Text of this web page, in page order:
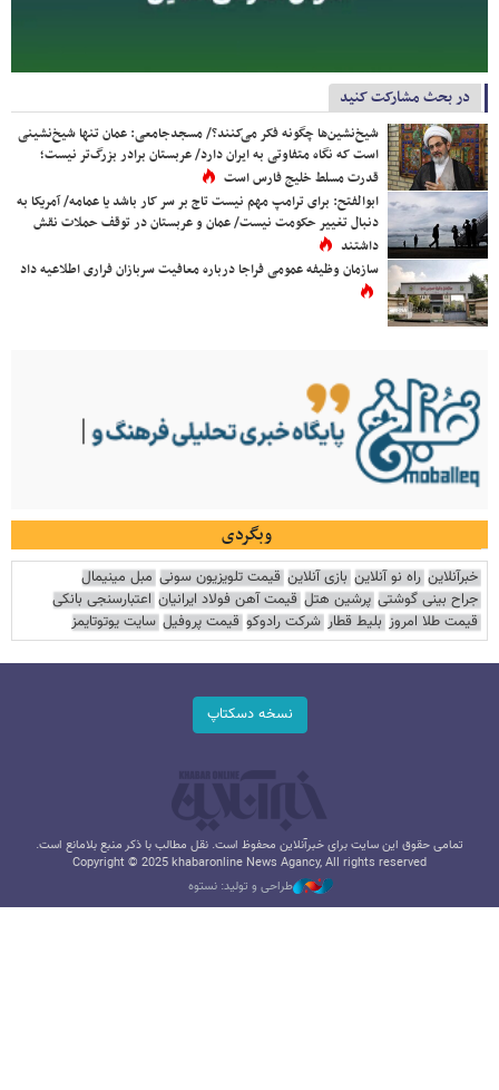
در بحث مشارکت کنید
شیخ‌نشین‌ها چگونه فکر می‌کنند؟/ مسجدجامعی: عمان تنها شیخ‌نشینی
است که نگاه متفاوتی به ایران دارد/ عربستان برادر بزرگ‌تر نیست؛
قدرت مسلط خلیج فارس است
ابوالفتح: برای ترامپ مهم نیست تاج بر سر کار باشد یا عمامه/ آمریکا به
دنبال تغییر حکومت نیست/ عمان و عربستان در توقف حملات نقش
داشتند
سازمان وظیفه عمومی فراجا درباره معافیت سربازان فراری اطلاعیه داد
وبگردی
خبرآنلاین راه نو آنلاین بازی آنلاین قیمت تلویزیون سونی مبل مینیمال
جراح بینی گوشتی پرشین هتل قیمت آهن فولاد ایرانیان اعتبارسنجی بانکی
قیمت طلا امروز بلیط قطار شرکت رادوکو قیمت پروفیل سایت یوتوتایمز
نسخه دسکتاپ
تمامی حقوق این سایت برای خبرآنلاین محفوظ است. نقل مطالب با ذکر منبع بلامانع است.
Copyright © 2025 khabaronline News Agancy, All rights reserved
طراحی و تولید: نستوه